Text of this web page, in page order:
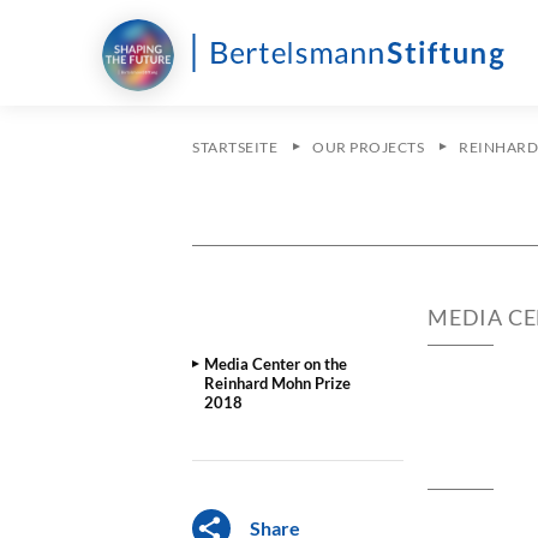
STARTSEITE OUR PROJECTS
Media Center on the
Reinhard Mohn Prize
2018
Share
MEDIA